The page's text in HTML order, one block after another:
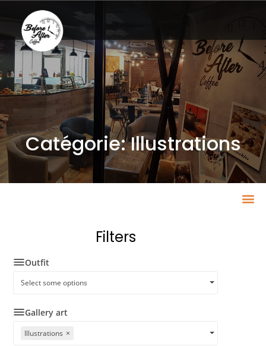
Catégorie: Illustrations
Filters
Outfit
Select some options
Gallery art
Illustrations ×